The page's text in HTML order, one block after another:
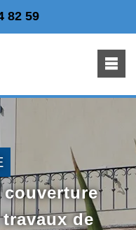
82 59
couverture
de